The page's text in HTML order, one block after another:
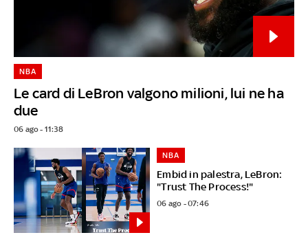
Le card di LeBron valgono milioni, lui ne ha
due
NBA
06 ago - 11:38
Embid in palestra, LeBron:
"Trust The Process!"
NBA
06 ago - 07:46